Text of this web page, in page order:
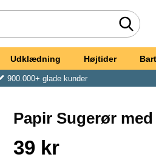
Udklædning Højtider
900.000+ glade kunder
Skelet 5-pak som favorit
Papir Sugerør
pris
39 kr